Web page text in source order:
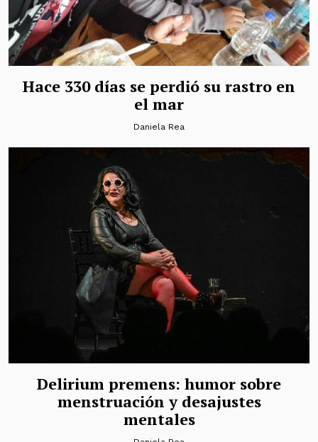
Hace 330 días se perdió su rastro en
el mar
Daniela Rea
Delirium premens: humor sobre
menstruación y desajustes
mentales